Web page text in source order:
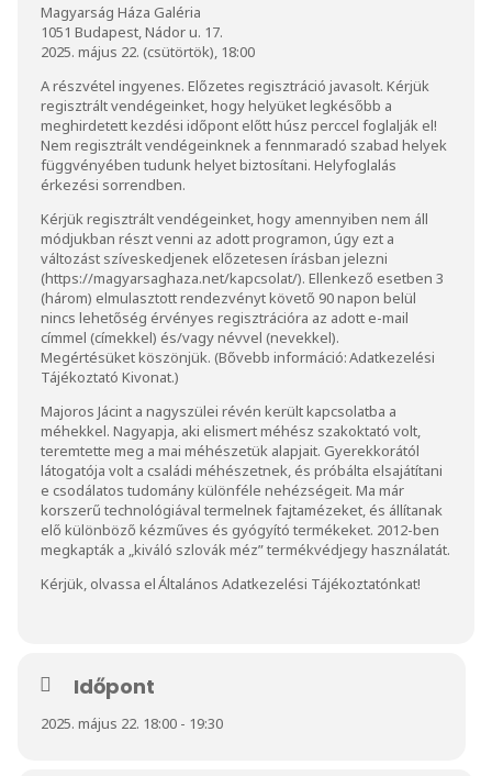
Magyarság Háza Galéria
1051 Budapest, Nádor u. 17.
2025. május 22. (csütörtök), 18:00
A részvétel ingyenes. Előzetes regisztráció javasolt. Kérjük
regisztrált vendégeinket, hogy helyüket legkésőbb a
meghirdetett kezdési időpont előtt húsz perccel foglalják el!
Nem regisztrált vendégeinknek a fennmaradó szabad helyek
függvényében tudunk helyet biztosítani. Helyfoglalás
érkezési sorrendben.
Kérjük regisztrált vendégeinket, hogy amennyiben nem áll
módjukban részt venni az adott programon, úgy ezt a
változást szíveskedjenek előzetesen írásban jelezni
(https://magyarsaghaza.net/kapcsolat/). Ellenkező esetben 3
(három) elmulasztott rendezvényt követő 90 napon belül
nincs lehetőség érvényes regisztrációra az adott e-mail
címmel (címekkel) és/vagy névvel (nevekkel).
Megértésüket köszönjük. (Bővebb információ:Adatkezelési
Tájékoztató Kivonat.)
Majoros Jácint a nagyszülei révén került kapcsolatba a
méhekkel. Nagyapja, aki elismert méhész szakoktató volt,
teremtette meg a mai méhészetük alapjait. Gyerekkorától
látogatója volt a családi méhészetnek, és próbálta elsajátítani
e csodálatos tudomány különféle nehézségeit. Ma már
korszerű technológiával termelnek fajtamézeket, és állítanak
elő különböző kézműves és gyógyító termékeket. 2012-ben
megkapták a „kiváló szlovák méz” termékvédjegy használatát.
Kérjük, olvassa elÁltalános Adatkezelési Tájékoztatónkat!
Időpont
2025. május 22. 18:00 - 19:30